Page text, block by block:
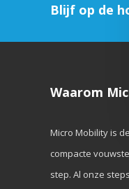
Blijf op de
Waarom
Micro Mobility is
compacte
step. Al onze